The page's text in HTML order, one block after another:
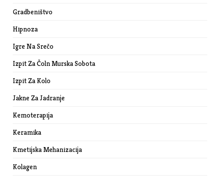
Gradbeništvo
Hipnoza
Igre Na Srečo
Izpit Za Čoln Murska Sobota
Izpit Za Kolo
Jakne Za Jadranje
Kemoterapija
Keramika
Kmetijska Mehanizacija
Kolagen